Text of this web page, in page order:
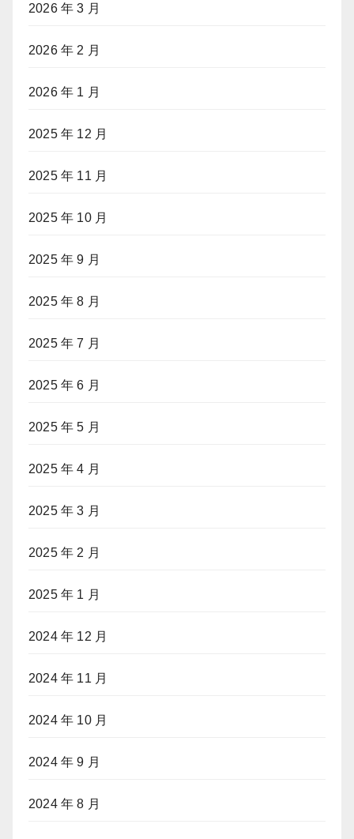
2026 年 3 月
2026 年 2 月
2026 年 1 月
2025 年 12 月
2025 年 11 月
2025 年 10 月
2025 年 9 月
2025 年 8 月
2025 年 7 月
2025 年 6 月
2025 年 5 月
2025 年 4 月
2025 年 3 月
2025 年 2 月
2025 年 1 月
2024 年 12 月
2024 年 11 月
2024 年 10 月
2024 年 9 月
2024 年 8 月